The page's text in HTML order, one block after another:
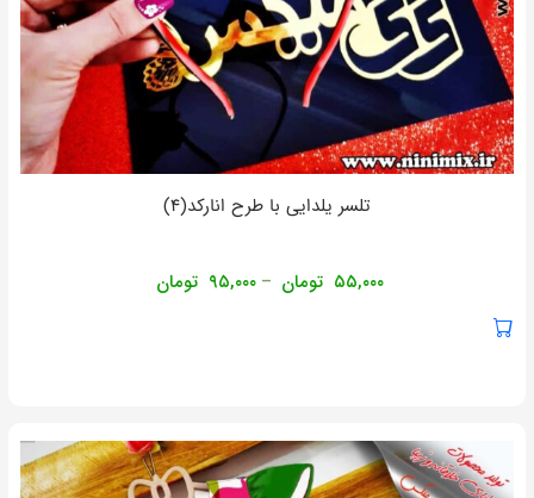
تلسر یلدایی با طرح انارکد(۴)
۵۵,۰۰۰ تومان – ۹۵,۰۰۰ تومان